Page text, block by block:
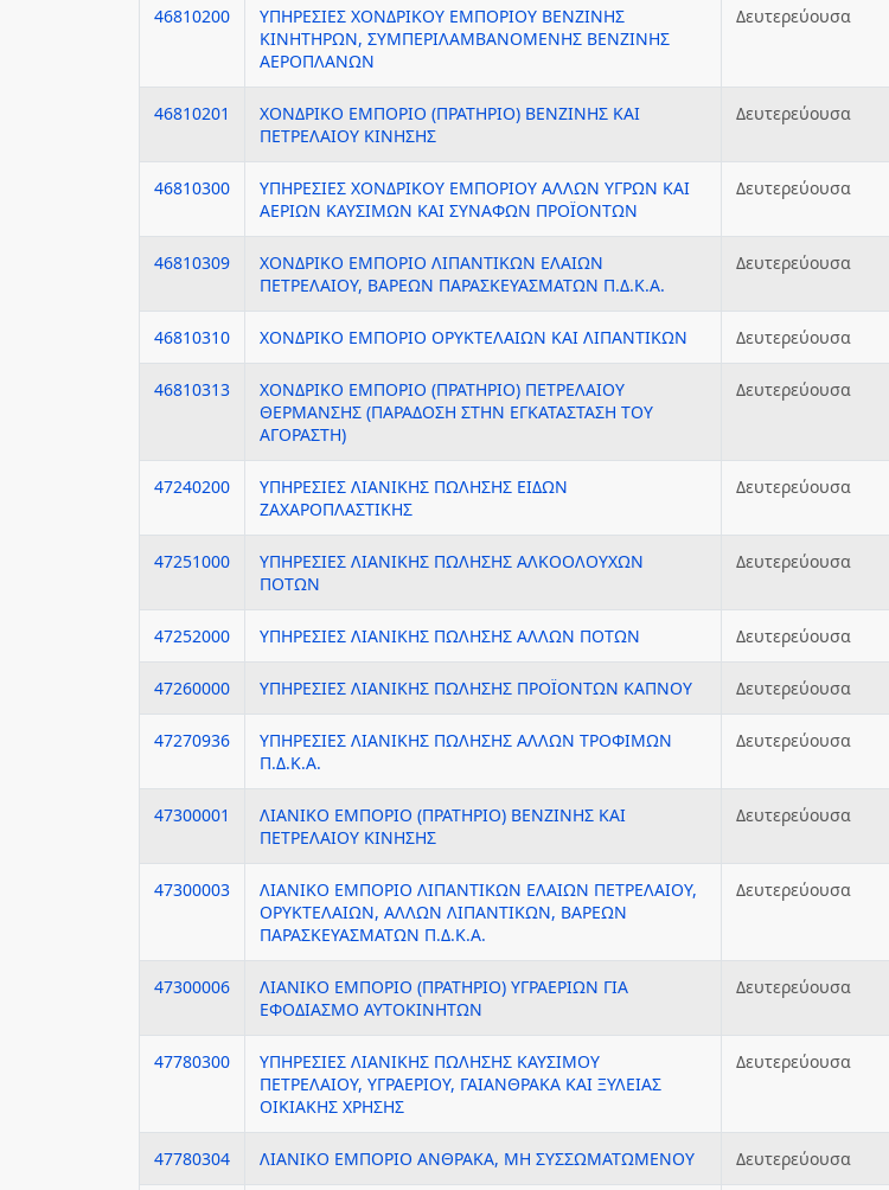
46810200
ΥΠΗΡΕΣΙΕΣ ΧΟΝΔΡΙΚΟΥ ΕΜΠΟΡΙΟΥ ΒΕΝΖΙΝΗΣ
ΚΙΝΗΤΗΡΩΝ, ΣΥΜΠΕΡΙΛΑΜΒΑΝΟΜΕΝΗΣ ΒΕΝΖΙΝΗΣ
ΑΕΡΟΠΛΑΝΩΝ
Δευτερεύουσα
46810201
ΧΟΝΔΡΙΚΟ ΕΜΠΟΡΙΟ (ΠΡΑΤΗΡΙΟ) ΒΕΝΖΙΝΗΣ ΚΑΙ
ΠΕΤΡΕΛΑΙΟΥ ΚΙΝΗΣΗΣ
Δευτερεύουσα
46810300
ΥΠΗΡΕΣΙΕΣ ΧΟΝΔΡΙΚΟΥ ΕΜΠΟΡΙΟΥ ΑΛΛΩΝ ΥΓΡΩΝ ΚΑΙ
ΑΕΡΙΩΝ ΚΑΥΣΙΜΩΝ ΚΑΙ ΣΥΝΑΦΩΝ ΠΡΟΪΟΝΤΩΝ
Δευτερεύουσα
46810309
ΧΟΝΔΡΙΚΟ ΕΜΠΟΡΙΟ ΛΙΠΑΝΤΙΚΩΝ ΕΛΑΙΩΝ
ΠΕΤΡΕΛΑΙΟΥ, ΒΑΡΕΩΝ ΠΑΡΑΣΚΕΥΑΣΜΑΤΩΝ Π.Δ.Κ.Α.
Δευτερεύουσα
46810310 ΧΟΝΔΡΙΚΟ ΕΜΠΟΡΙΟ ΟΡΥΚΤΕΛΑΙΩΝ ΚΑΙ ΛΙΠΑΝΤΙΚΩΝ Δευτερεύουσα
46810313
ΧΟΝΔΡΙΚΟ ΕΜΠΟΡΙΟ (ΠΡΑΤΗΡΙΟ) ΠΕΤΡΕΛΑΙΟΥ
ΘΕΡΜΑΝΣΗΣ (ΠΑΡΑΔΟΣΗ ΣΤΗΝ ΕΓΚΑΤΑΣΤΑΣΗ ΤΟΥ
ΑΓΟΡΑΣΤΗ)
Δευτερεύουσα
47240200
ΥΠΗΡΕΣΙΕΣ ΛΙΑΝΙΚΗΣ ΠΩΛΗΣΗΣ ΕΙΔΩΝ
ΖΑΧΑΡΟΠΛΑΣΤΙΚΗΣ
Δευτερεύουσα
47251000
ΥΠΗΡΕΣΙΕΣ ΛΙΑΝΙΚΗΣ ΠΩΛΗΣΗΣ ΑΛΚΟΟΛΟΥΧΩΝ
ΠΟΤΩΝ
Δευτερεύουσα
47252000 ΥΠΗΡΕΣΙΕΣ ΛΙΑΝΙΚΗΣ ΠΩΛΗΣΗΣ ΑΛΛΩΝ ΠΟΤΩΝ Δευτερεύουσα
47260000 ΥΠΗΡΕΣΙΕΣ ΛΙΑΝΙΚΗΣ ΠΩΛΗΣΗΣ ΠΡΟΪΟΝΤΩΝ ΚΑΠΝΟΥ Δευτερεύουσα
47270936
ΥΠΗΡΕΣΙΕΣ ΛΙΑΝΙΚΗΣ ΠΩΛΗΣΗΣ ΑΛΛΩΝ ΤΡΟΦΙΜΩΝ
Π.Δ.Κ.Α.
Δευτερεύουσα
47300001
ΛΙΑΝΙΚΟ ΕΜΠΟΡΙΟ (ΠΡΑΤΗΡΙΟ) ΒΕΝΖΙΝΗΣ ΚΑΙ
ΠΕΤΡΕΛΑΙΟΥ ΚΙΝΗΣΗΣ
Δευτερεύουσα
47300003
ΛΙΑΝΙΚΟ ΕΜΠΟΡΙΟ ΛΙΠΑΝΤΙΚΩΝ ΕΛΑΙΩΝ ΠΕΤΡΕΛΑΙΟΥ,
ΟΡΥΚΤΕΛΑΙΩΝ, ΑΛΛΩΝ ΛΙΠΑΝΤΙΚΩΝ, ΒΑΡΕΩΝ
ΠΑΡΑΣΚΕΥΑΣΜΑΤΩΝ Π.Δ.Κ.Α.
Δευτερεύουσα
47300006
ΛΙΑΝΙΚΟ ΕΜΠΟΡΙΟ (ΠΡΑΤΗΡΙΟ) ΥΓΡΑΕΡΙΩΝ ΓΙΑ
ΕΦΟΔΙΑΣΜΟ ΑΥΤΟΚΙΝΗΤΩΝ
Δευτερεύουσα
47780300
ΥΠΗΡΕΣΙΕΣ ΛΙΑΝΙΚΗΣ ΠΩΛΗΣΗΣ ΚΑΥΣΙΜΟΥ
ΠΕΤΡΕΛΑΙΟΥ, ΥΓΡΑΕΡΙΟΥ, ΓΑΙΑΝΘΡΑΚΑ ΚΑΙ ΞΥΛΕΙΑΣ
ΟΙΚΙΑΚΗΣ ΧΡΗΣΗΣ
Δευτερεύουσα
47780304 ΛΙΑΝΙΚΟ ΕΜΠΟΡΙΟ ΑΝΘΡΑΚΑ, ΜΗ ΣΥΣΣΩΜΑΤΩΜΕΝΟΥ Δευτερεύουσα